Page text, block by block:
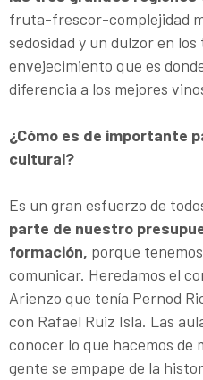
fruta-frescor-complejidad
sedosidad y un dulzor en
envejecimiento que es
diferencia a los mejores
¿Cómo es de importante
cultural?
Es un gran esfuerzo de
parte de nuestro
formación, porque
comunicar. Heredamos el
Arienzo que tenía Pernod
con Rafael Ruiz Isla. Las
conocer lo que hacemos de
gente se empape de la